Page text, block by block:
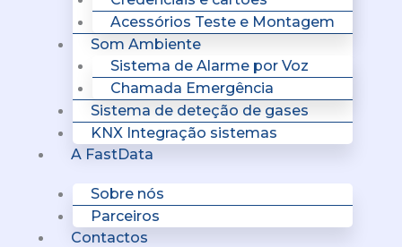
Acessórios Teste e Montagem
Som Ambiente
Sistema de Alarme por Voz
Chamada Emergência
Sistema de deteção de gases
KNX Integração sistemas
A FastData
Sobre nós
Parceiros
Contactos